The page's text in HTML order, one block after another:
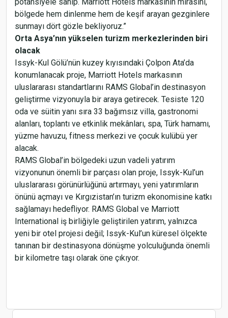
bölgede hem dinlenme hem de keşif arayan gezginlere
sunmayı dört gözle bekliyoruz.”
Orta Asya’nın yükselen turizm merkezlerinden biri
olacak
Issyk-Kul Gölü’nün kuzey kıyısındaki Çolpon Ata’da
konumlanacak proje, Marriott Hotels markasının
uluslararası standartlarını RAMS Global’in destinasyon
geliştirme vizyonuyla bir araya getirecek. Tesiste 120
oda ve süitin yanı sıra 33 bağımsız villa, gastronomi
alanları, toplantı ve etkinlik mekânları, spa, Türk hamamı,
yüzme havuzu, fitness merkezi ve çocuk kulübü yer
alacak.
RAMS Global’in bölgedeki uzun vadeli yatırım
vizyonunun önemli bir parçası olan proje, Issyk-Kul’un
uluslararası görünürlüğünü artırmayı, yeni yatırımların
önünü açmayı ve Kırgızistan’ın turizm ekonomisine katkı
sağlamayı hedefliyor. RAMS Global ve Marriott
International iş birliğiyle geliştirilen yatırım, yalnızca
yeni bir otel projesi değil; Issyk-Kul’un küresel ölçekte
tanınan bir destinasyona dönüşme yolculuğunda önemli
bir kilometre taşı olarak öne çıkıyor.
genişliyor